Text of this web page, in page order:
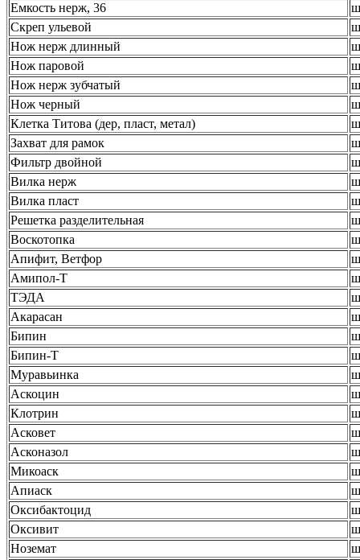
Емкость нерж, 36
Скреп ульевой
Нож нерж длинный
Нож паровой
Нож нерж зубчатый
Нож черный
Клетка Титова (дер, пласт, метал)
Захват для рамок
Фильтр двойной
Вилка нерж
Вилка пласт
Решетка разделительная
Воскотопка
Апифит, Ветфор
Амипол-Т
ТЭДА
Акарасан
Бипин
Бипин-Т
Муравьинка
Аскоцин
Клотрин
Асковет
Асконазол
Микоаск
Апиаск
Оксибактоцид
Оксивит
Ноземат